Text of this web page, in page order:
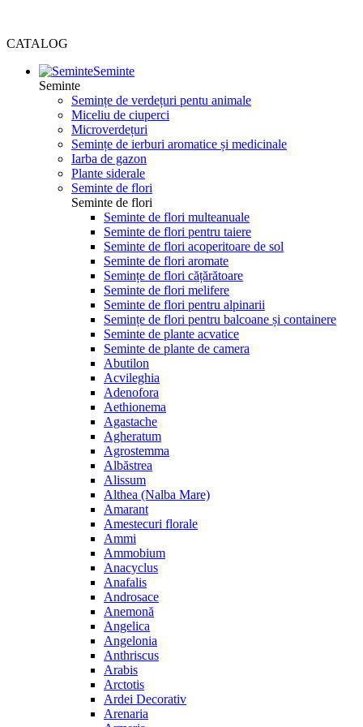
CATALOG
Seminte
Seminte
Semințe de verdețuri pentu animale
Miceliu de ciuperci
Microverdețuri
Semințe de ierburi aromatice și medicinale
Iarba de gazon
Plante siderale
Seminte de flori
Seminte de flori
Seminte de flori multeanuale
Seminte de flori pentru taiere
Seminte de flori acoperitoare de sol
Seminte de flori aromate
Semințe de flori cățărătoare
Seminte de flori melifere
Seminte de flori pentru alpinarii
Semințe de flori pentru balcoane și containere
Seminte de plante acvatice
Seminte de plante de camera
Abutilon
Acvileghia
Adenofora
Aethionema
Agastache
Agheratum
Agrostemma
Albăstrea
Alissum
Althea (Nalba Mare)
Amarant
Amestecuri florale
Ammi
Ammobium
Anacyclus
Anafalis
Androsace
Anemonă
Angelica
Angelonia
Anthriscus
Arabis
Arctotis
Ardei Decorativ
Arenaria